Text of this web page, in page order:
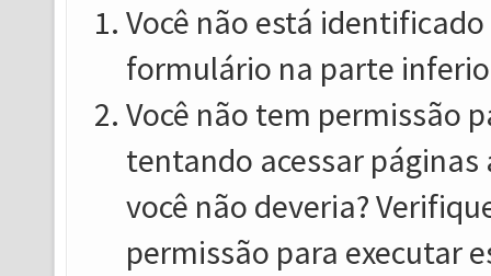
Você não está
formulário na parte
Você não tem permissão
tentando acessar
você não deveria?
permissão para executar